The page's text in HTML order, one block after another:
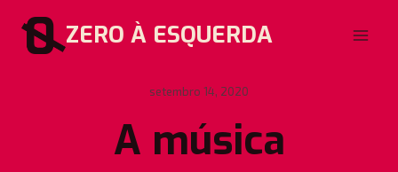
para
ZERO À ESQUERDA
setembro 14, 2020
A música